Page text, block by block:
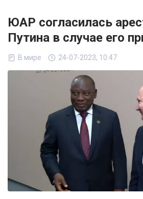
ЮАР согласилась
Путина в случае его
В мире 24-07-2023, 10:47